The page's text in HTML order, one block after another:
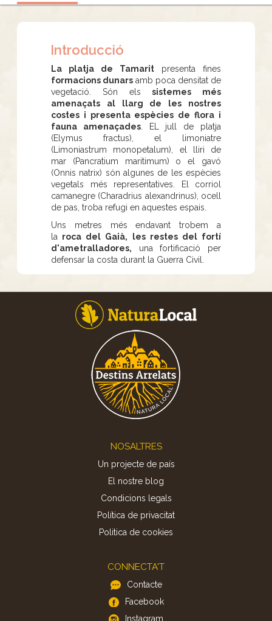
Introducció
La platja de Tamarit presenta fines
formacions dunars amb poca densitat de
vegetació. Són elssistemes més
amenaçats al llarg de les nostres
costes i presenta espècies de flora i
fauna amenaçades. EL jull de platja
(Elymus fractus), el limoniatre
(Limoniastrum monopetalum), el lliri de
mar (Pancratium maritimum) o el gavó
(Onnis natrix) són algunes de les espècies
vegetals més representatives. El corriol
camanegre (Charadrius alexandrinus), ocell
de pas, troba refugi en aquestes espais.
Uns metres més endavant trobem a
la roca del Gaià, les restes del fortí
d'ametralladores, una fortificació per
defensar la costa durant la Guerra Civil.
NOSALTRES
Un projecte de país
El nostre blog
Condicions legals
Política de privacitat
Politica de cookies
CONNECTA'T
Contacte
Facebook
Instagram